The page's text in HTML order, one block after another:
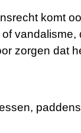
komt
zorgen dat